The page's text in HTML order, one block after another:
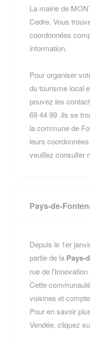
La mairie de
Cedre. Vous
coordonnées
information.
Pour organiser
du tourisme local
pouvez les
69 44 99 .Ils se
la commune de
leurs
veuillez consulter
Pays-de-
Depuis le 1er
partie de la Pays-
rue de
Cette
voisines et
Pour en savoir
Vendée, cliquez